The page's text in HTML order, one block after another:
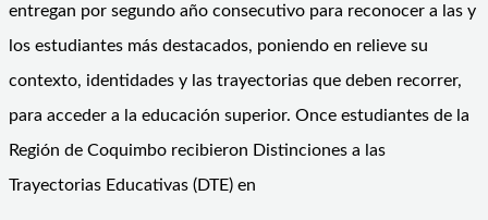
entregan por segundo año consecutivo para reconocer a las y
los estudiantes más destacados, poniendo en relieve su
contexto, identidades y las trayectorias que deben recorrer,
para acceder a la educación superior. Once estudiantes de la
Región de Coquimbo recibieron Distinciones a las
Trayectorias Educativas (DTE) en